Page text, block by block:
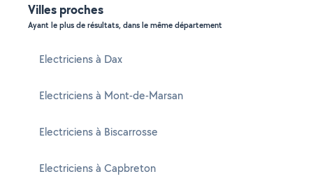
Villes proches
Ayant le plus de résultats, dans le même département
Electriciens à Dax
Electriciens à Mont-de-Marsan
Electriciens à Biscarrosse
Electriciens à Capbreton